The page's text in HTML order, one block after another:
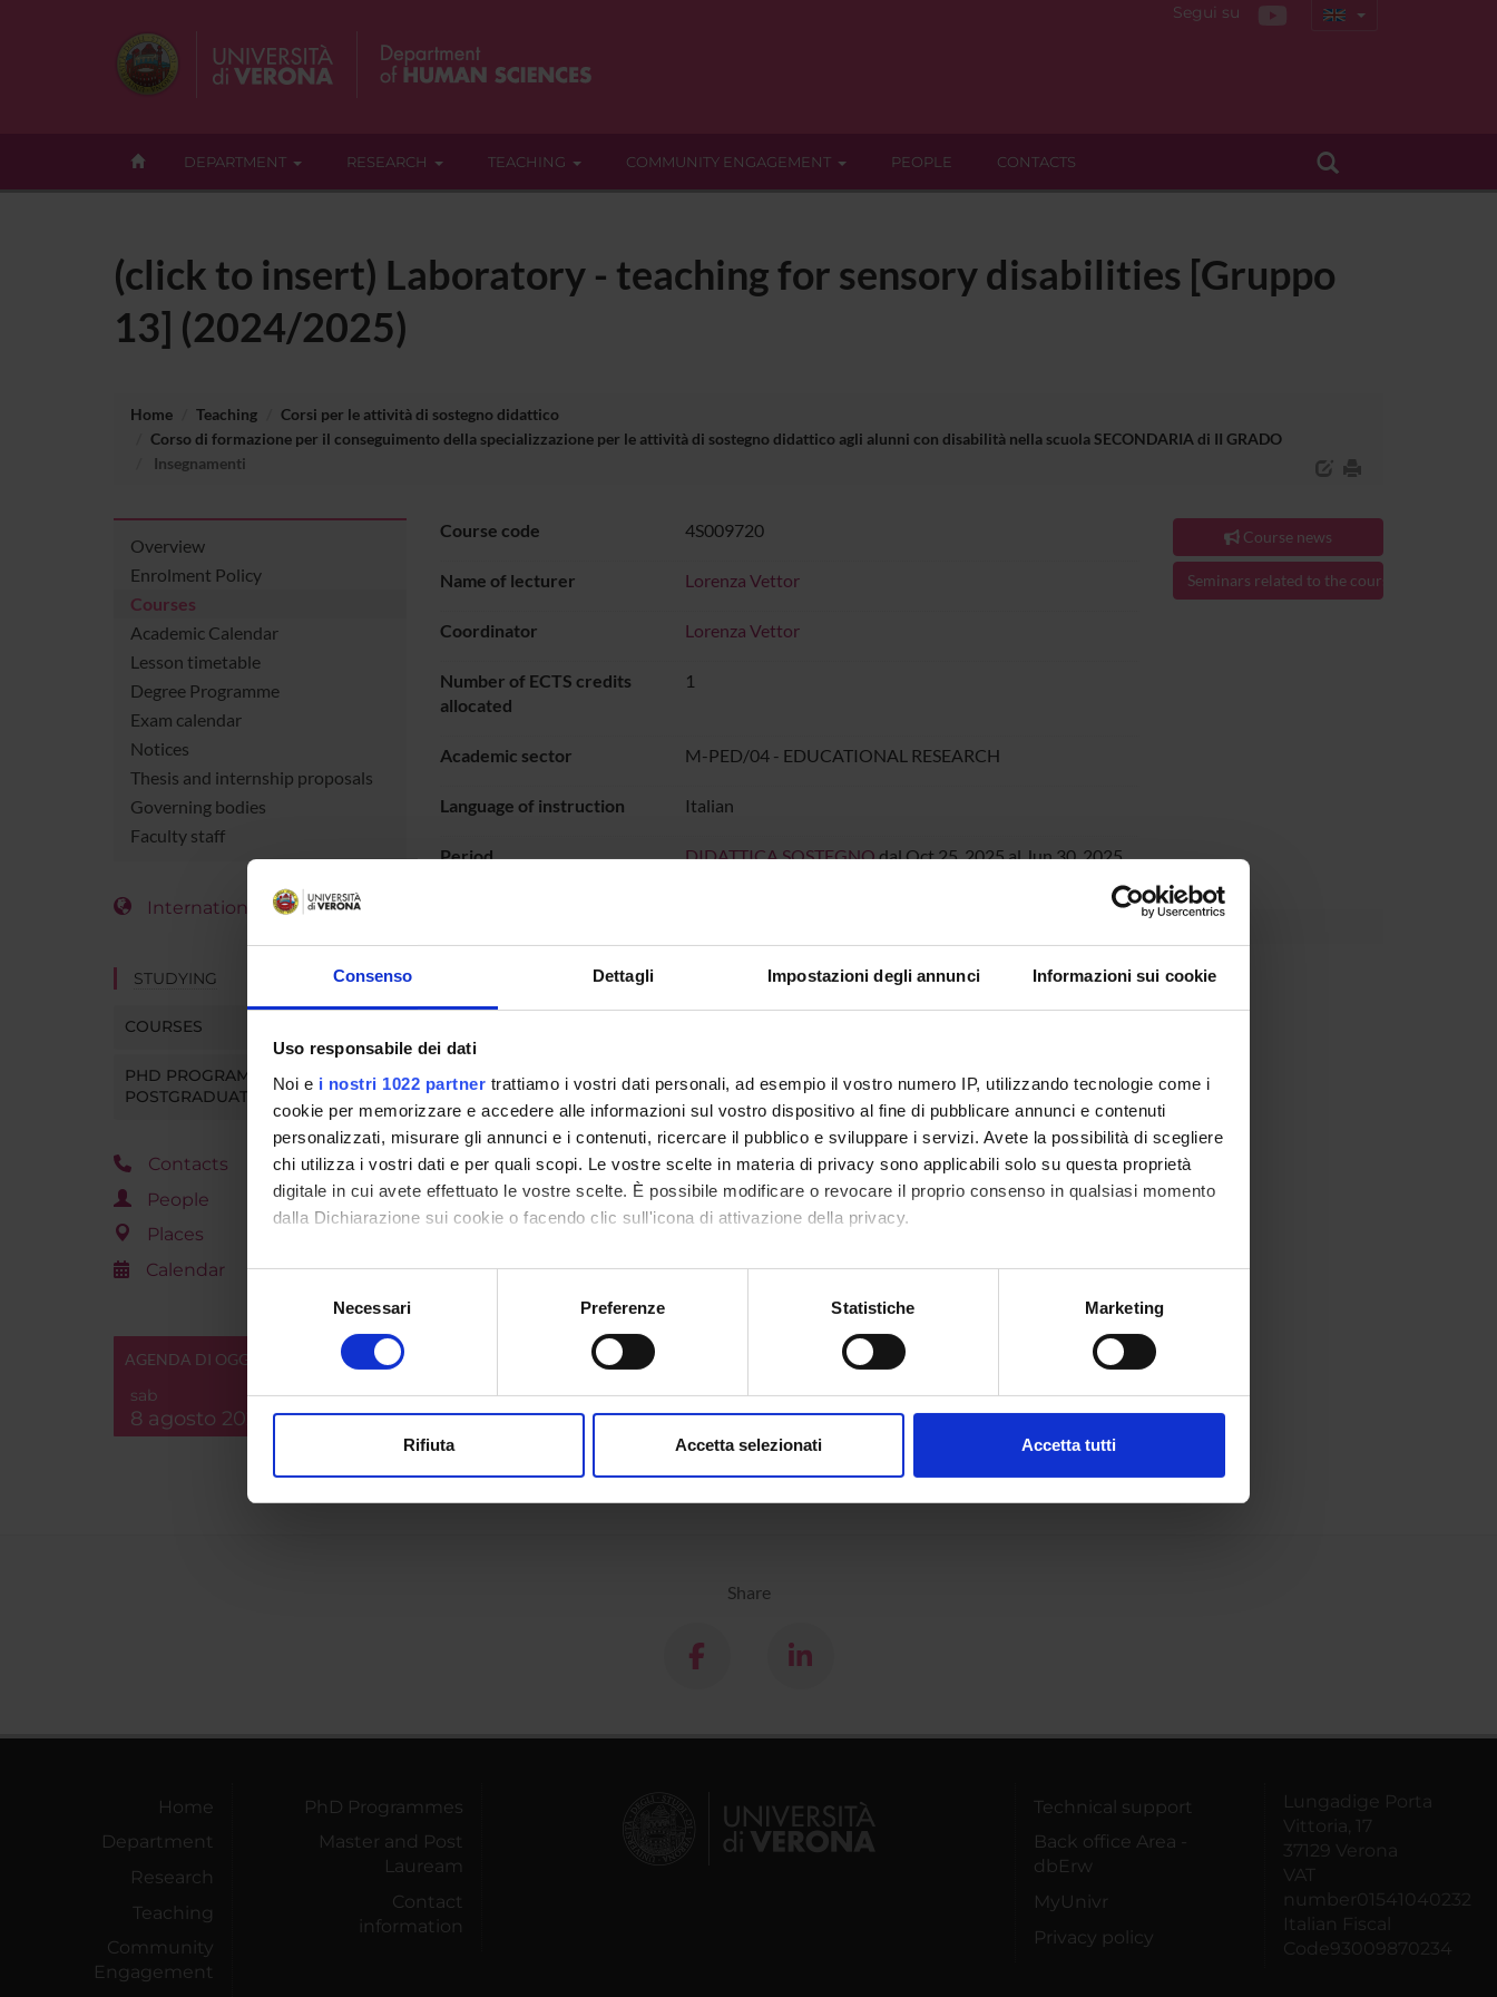
Consenso Dettagli Impostazioni degli annunci Informazioni sui cookie
Uso responsabile dei dati
Noi e i nostri 1022 partner trattiamo i vostri dati personali, ad esempio il vostro numero IP, utilizzando tecnologie come i
cookie per memorizzare e accedere alle informazioni sul vostro dispositivo al fine di pubblicare annunci e contenuti
personalizzati, misurare gli annunci e i contenuti, ricercare il pubblico e sviluppare i servizi. Avete la possibilità di scegliere
chi utilizza i vostri dati e per quali scopi. Le vostre scelte in materia di privacy sono applicabili solo su questa proprietà
digitale in cui avete effettuato le vostre scelte. È possibile modificare o revocare il proprio consenso in qualsiasi momento
dalla Dichiarazione sui cookie o facendo clic sull'icona di attivazione della privacy.
Con il tuo consenso, vorremmo anche:
raccogliere informazioni sulla tua posizione geografica, con un'approssimazione di qualche metro,
digitali).
modificare o ritirare il tuo consenso in qualsiasi momento dalla Dichiarazione sui cookie.
consenso
Necessari Preferenze Statistiche Marketing
Rifiuta Accetta selezionati Accetta tutti
Segui su
DEPARTMENT RESEARCH TEACHING COMMUNITY ENGAGEMENT PEOPLE CONTACTS
(click to insert) Laboratory - teaching for sensory disabilities [Gruppo
13] (2024/2025)
Home Teaching
Corsi per le attività di sostegno didattico
Corso di formazione per il conseguimento della specializzazione per le attività di sostegno didattico agli alunni con disabilità nella scuola SECONDARIA di II GRADO
Insegnamenti
Overview
Enrolment Policy
Courses
Academic Calendar
Lesson timetable
Degree Programme
Exam calendar
Notices
Thesis and internship proposals
Governing bodies
Faculty staff
International Students
STUDYING
COURSES
PHD PROGRAMMES AND
POSTGRADUATE TRAINING
Contacts
People
Places
Calendar
AGENDA DI OGGI
sab
8 agosto 2026
Course code 4S009720
Name of lecturer Lorenza Vettor
Coordinator Lorenza Vettor
Number of ECTS credits
allocated
1
Academic sector M-PED/04 - EDUCATIONAL RESEARCH
Language of instruction Italian
Period DIDATTICA SOSTEGNOdal Oct 25, 2025 al Jun 30, 2025.
Course news
Seminars related to the course
Go to lesson schedule
Share
Home
Department
Research
Teaching
Community
Engagement
PhD Programmes
Master and Post
Lauream
Contact
information
Technical support
Back office Area -
dbErw
MyUnivr
Privacy policy
Lungadige Porta
Vittoria, 17
37129 Verona
VAT
number01541040232
Italian Fiscal
Code93009870234